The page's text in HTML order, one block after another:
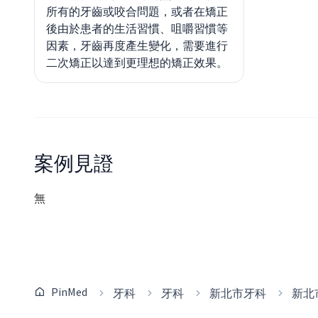
所有的牙齒或咬合問題，或者在矯正
後由於患者的生活習慣、咀嚼習慣等
因素，牙齒再度產生變化，需要進行
二次矯正以達到更理想的矯正效果。
案例見證
無
PinMed 牙科 牙科 新北市牙科 新北